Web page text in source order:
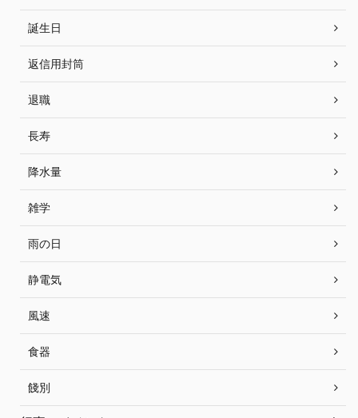
誕生日
返信用封筒
退職
長寿
降水量
雑学
雨の日
静電気
風速
食器
餞別